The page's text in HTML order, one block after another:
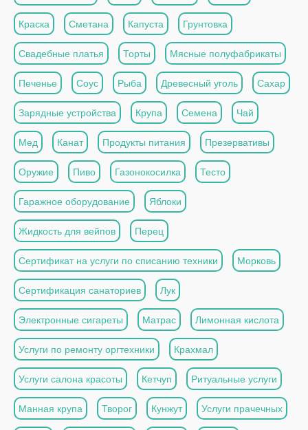
Краска Сметана Капуста Грунтовка
Свадебные платья Торты Мясные полуфабрикаты
Печенье Соус Рыба Древесный уголь Сахар
Зарядные устройства Крупа Семена Чай
Мед Канат Продукты питания Презервативы
Оружие Пиво Газонокосилка Тесто
Гаражное оборудование Яблоки
Жидкость для вейпов Перец
Сертификат на услуги по списанию техники Морковь
Сертификация санаториев Лук
Электронные сигареты Матрас Лимонная кислота
Услуги по ремонту оргтехники Крахмал
Услуги салона красоты Кетчуп Ритуальные услуги
Манная крупа Творог Кунжут Услуги прачечных